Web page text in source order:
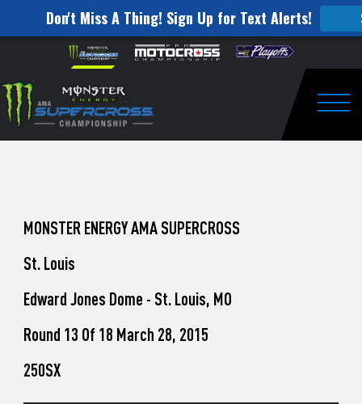
Don't Miss A Thing! Sign Up for Text Alerts!
website
includes
an
accessibility
Skip to content
to
Watch
Pro
Unadilla
MONSTER ENERGY AMA SUPERCROSS
St. Louis
Edward Jones Dome - St. Louis, MO
Round 13 Of 18 March 28, 2015
250SX